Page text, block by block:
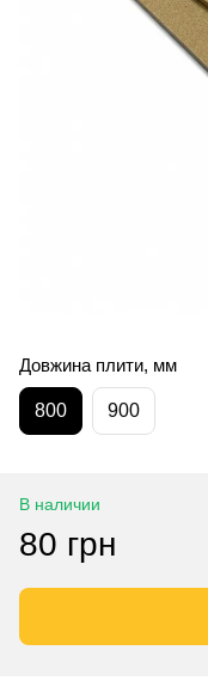
Довжина плити, мм
800 900
В наличии
80 грн